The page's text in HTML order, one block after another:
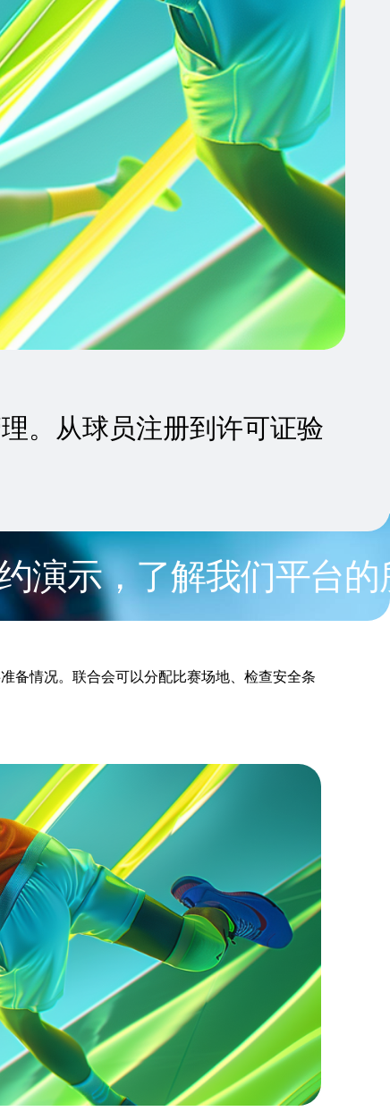
。从球员注册到许可证验
了解我们平台的所有
备情况。联合会可以分配比赛场地、检查安全条